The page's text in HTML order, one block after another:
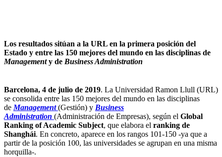
Los resultados sitúan a la URL en la primera posición del
Estado y entre las 150 mejores del mundo en las disciplinas de
Managementy de Business Administration
Barcelona, 4 de julio de 2019. La Universidad Ramon Llull (URL)
se consolida entre las 150 mejores del mundo en las disciplinas
de Management(Gestión) y Business
Administration (Administración de Empresas), según el Global
Ranking of Academic Subject, que elabora el ranking de
Shanghái. En concreto, aparece en los rangos 101-150 -ya que a
partir de la posición 100, las universidades se agrupan en una misma
horquilla-.